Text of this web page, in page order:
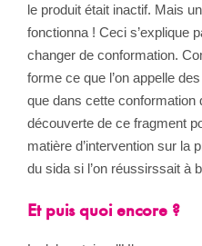
le produit était inactif. Mais
fonctionna ! Ceci s’explique
changer de conformation.
forme ce que l’on appelle
que dans cette conformation
découverte de ce fragment
matière d’intervention sur la
du sida si l’on réussirssait à
Et puis quoi encore ?